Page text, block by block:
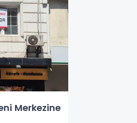
Merkezine